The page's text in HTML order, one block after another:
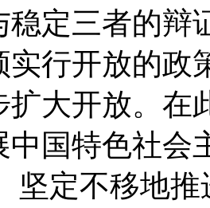
稳定三者的辩
实行开放的政
扩大开放。在
中国特色社会
坚定不移地